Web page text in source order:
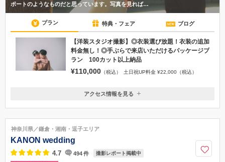
ポートのようなものだと思っています。写真を見れば…
プラン 特典・フェア ブログ
【洋装スタジオ撮影】◎衣装選び放題！衣装の追加
料金無し！◎手ぶらで来店いただけるパッケージプ
ラン 100カット以上納品
¥110,000 （税込） 土日祝UP料金 ¥22,000（税込）
神奈川県神奈川県横浜市中区山下町８９−６ HF横浜山下ビルディング301
り駅」から徒歩3分
アクセス情報を見る
神奈川県／鎌倉・湘南・逗子エリア
KANON wedding
4.7 494件 撮影レポート掲載中